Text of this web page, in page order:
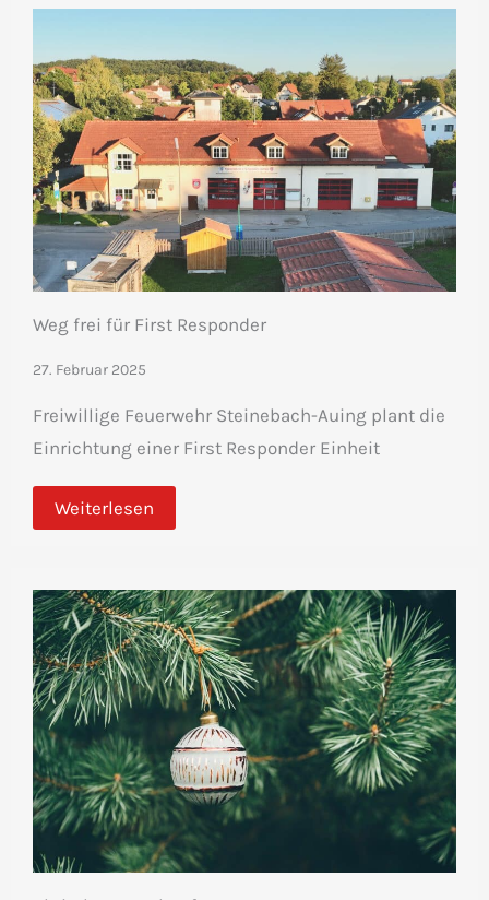
Weg frei für First Responder
27. Februar 2025
Freiwillige Feuerwehr Steinebach-Auing plant die
Einrichtung einer First Responder Einheit
Weiterlesen